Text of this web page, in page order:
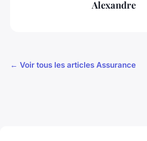
Alexandre
← Voir tous les articles Assurance